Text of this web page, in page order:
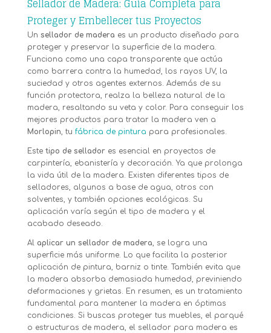
Sellador de Madera: Guía Completa para
Proteger y Embellecer tus Proyectos
Un sellador de madera es un producto diseñado para
proteger y preservar la superficie de la madera.
Funciona como una capa transparente que actúa
como barrera contra la humedad, los rayos UV, la
suciedad y otros agentes externos. Además de su
función protectora, realza la belleza natural de la
madera, resaltando su veta y color. Para conseguir los
mejores productos para tratar la madera ven a
Morlopin, tu fábrica de pintura para profesionales.
Este tipo de selladores esencial en proyectos de
carpintería, ebanistería y decoración. Ya que prolonga
la vida útil de la madera. Existen diferentes tipos de
selladores, algunos a base de agua, otros con
solventes, y también opciones ecológicas. Su
aplicación varía según el tipo de madera y el
acabado deseado.
Al aplicar un sellador de madera, se logra una
superficie más uniforme. Lo que facilita la posterior
aplicación de pintura, barniz o tinte. También evita que
la madera absorba demasiada humedad, previniendo
deformaciones y grietas. En resumen, es un tratamiento
fundamental para mantener la madera en óptimas
condiciones. Si buscas proteger tus muebles, el parqué
o estructuras de madera, el sellador para madera es